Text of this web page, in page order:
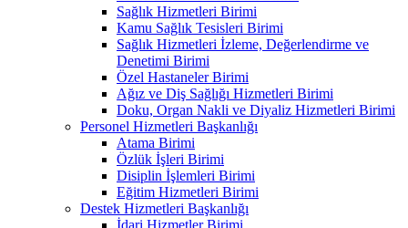
Sağlık Hizmetleri Birimi
Kamu Sağlık Tesisleri Birimi
Sağlık Hizmetleri İzleme, Değerlendirme ve
Denetimi Birimi
Özel Hastaneler Birimi
Ağız ve Diş Sağlığı Hizmetleri Birimi
Doku, Organ Nakli ve Diyaliz Hizmetleri Birimi
Personel Hizmetleri Başkanlığı
Atama Birimi
Özlük İşleri Birimi
Disiplin İşlemleri Birimi
Eğitim Hizmetleri Birimi
Destek Hizmetleri Başkanlığı
İdari Hizmetler Birimi